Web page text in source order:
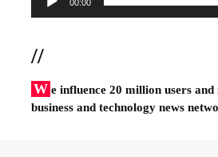
00:00
//
W e influence 20 million users and
business and technology news